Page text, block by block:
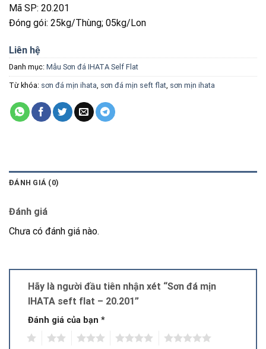
Mã SP: 20.201
Đóng gói: 25kg/Thùng; 05kg/Lon
Liên hệ
Danh mục: Mẫu Sơn đá IHATA Self Flat
Từ khóa: sơn đá mịn ihata, sơn đá mịn seft flat, sơn mịn ihata
ĐÁNH GIÁ (0)
Đánh giá
Chưa có đánh giá nào.
Hãy là người đầu tiên nhận xét “Sơn đá mịn
IHATA seft flat – 20.201”
Đánh giá của bạn *